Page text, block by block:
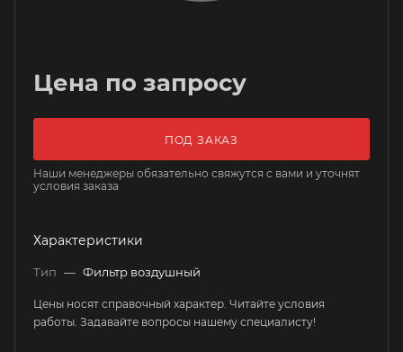
Цена по запросу
ПОД ЗАКАЗ
Наши менеджеры обязательно свяжутся с вами и уточнят
условия заказа
Характеристики
Тип — Фильтр воздушный
Цены носят справочный характер. Читайте условия
работы. Задавайте вопросы нашему специалисту!